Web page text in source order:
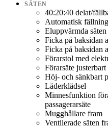
SÄTEN
40:20:40 delat/
Automatisk
Eluppvärmda
Ficka på baksidan
Ficka på baksidan
Förarstol med
Förarsäte
Höj- och sänkbart
Läderklädsel
Minnesfunktion
passagerarsäte
Mugghållare fram
Ventilerade säten